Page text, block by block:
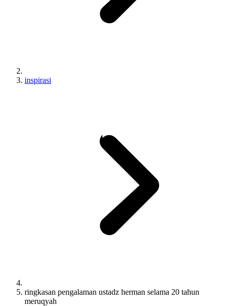
inspirasi
ringkasan pengalaman ustadz herman selama 20 tahun
meruqyah